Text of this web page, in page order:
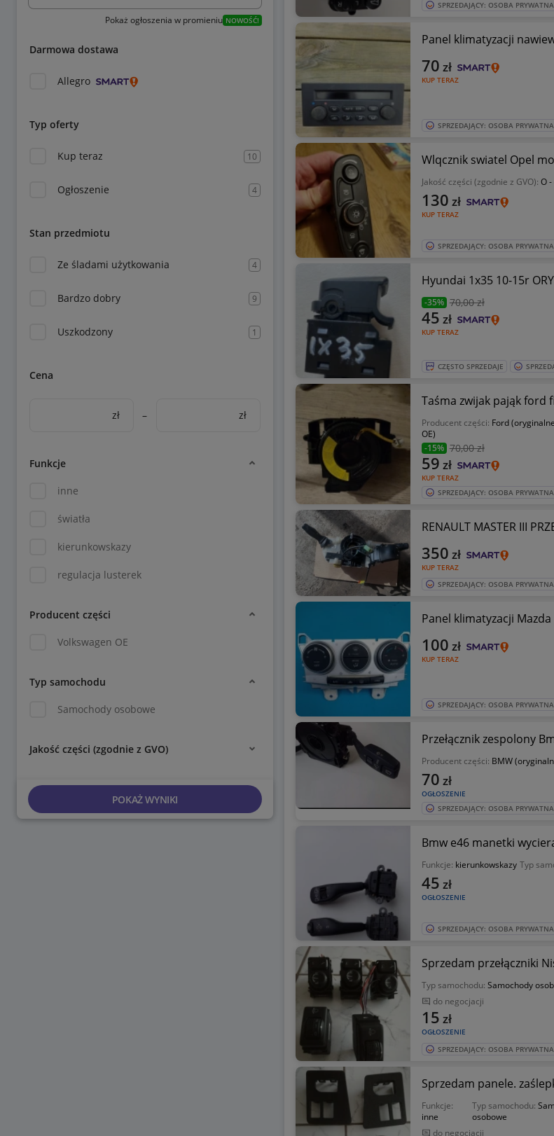
Pokaż ogłoszenia w promieniu NOWOŚĆ!
Darmowa dostawa
Allegro
Typ oferty
Kup teraz 10
Ogłoszenie 4
Stan przedmiotu
Ze śladami użytkowania 4
Bardzo dobry 9
Uszkodzony 1
Cena
zł – zł
Funkcje
inne
światła
kierunkowskazy
regulacja lusterek
Producent części
Volkswagen OE
Typ samochodu
Samochody osobowe
Jakość części (zgodnie z GVO)
POKAŻ WYNIKI
SPRZEDAJĄCY: OSOBA PRYWATNA
Panel klimatyzacji
KUP TERAZ
70 zł
SPRZEDAJĄCY: OSOBA PRYWATNA
Wlqcznik swiatel Opel
Jakość części (zgodnie z GVO): O
KUP TERAZ
130 zł
SPRZEDAJĄCY: OSOBA PRYWATNA
Hyundai 1x35 10-15r
-35% 70,00 zł
KUP TERAZ
45 zł
CZĘSTO SPRZEDAJE
Taśma zwijak pająk ford
Producent części: Ford (oryginalne
OE)
-15% 70,00 zł
KUP TERAZ
59 zł
SPRZEDAJĄCY: OSOBA PRYWATNA
RENAULT MASTER III
KUP TERAZ
350 zł
SPRZEDAJĄCY: OSOBA PRYWATNA
Panel klimatyzacji Mazda
KUP TERAZ
100 zł
SPRZEDAJĄCY: OSOBA PRYWATNA
Przełącznik zespolony
Producent części: BMW
OGŁOSZENIE
70 zł
SPRZEDAJĄCY: OSOBA PRYWATNA
Bmw e46 manetki
Funkcje: kierunkowskazy Typ
OGŁOSZENIE
45 zł
SPRZEDAJĄCY: OSOBA PRYWATNA
Sprzedam przełączniki
Typ samochodu: Samochody
do negocjacji
OGŁOSZENIE
15 zł
SPRZEDAJĄCY: OSOBA PRYWATNA
Sprzedam panele.
Funkcje:
inne
Typ samochodu:
osobowe
do negocjacji